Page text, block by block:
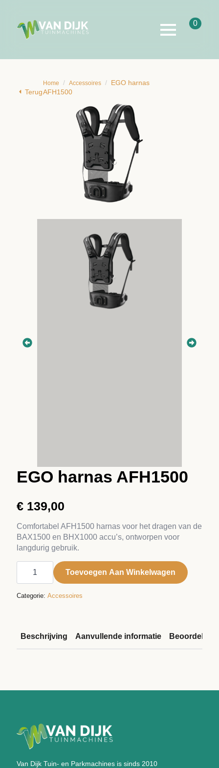
0
Terug
Home Accessoires
EGO harnas
AFH1500
EGO harnas AFH1500
€139,00
Comfortabel AFH1500 harnas voor het dragen van de
BAX1500 en BHX1000 accu’s, ontworpen voor
langdurig gebruik.
EGO
harnas
Toevoegen Aan Winkelwagen
Categorie: Accessoires
Beschrijving Aanvullende informatie
Van Dijk Tuin- en Parkmachines is sinds 2010